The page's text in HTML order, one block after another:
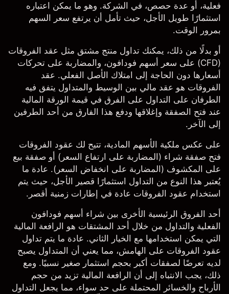
فعلية، أو عدة حصص، في الشركة. وهو ما يمكن اعتباره
استثمارًا طويل الأجل، حيث تأمل أن يرتفع سعر السهم
بمرور الوقت.
أو بدلًا من ذلك، يمكنك تداول منتج مشتق مثل عقد الفروقات
(CFD)
على سعر أسهم فودافون، والمضاربة على تحركات
أسعارها دون الحاجة إلى امتلاك الأصل الفعلي. عقد
الفروقات هو عقد مالي بين الوسيط والمتداول يتفق فيه
الطرفان على التداول على الفرق في قيمة الورقة المالية
عند فتح الصفقة وإغلاقها ودفع هذا الفارق من أحد الطرفين
إلى الآخر.
على عكس ملكية الأسهم المادية، تتيح لك عقود الفروقات
فتح صفقة شراء (المضاربة على ارتفاع السعر) أو صفقة بيع
على المكشوف (المضاربة على انخفاض السعر). عادة ما
يُعتبر هذا النوع من التداول استثمارًا قصير الأجل، حيث يتم
استخدام عقود الفروقات عادة في إطارات زمنية أقصر.
أحد الفروق الرئيسية الأخرى بين شراء أسهم فودافون
الفعلية والتداول من خلال أحد المشتقات هو الرافعة المالية
التي يمكن استخدامها مع الخيار الثاني. عادة ما يتم تداول
عقود الفروقات على الهامش، مما يعني أن المتداول يصبح
لديه تعرضًا لصفقات أكبر بحجم استثمار صغير نسبيًا. ومع
ذلك، يجب الانتباه إلى أن الرافعة المالية تزيد من حجم
الأرباح والخسائر المحتملة على حد سواء، مما يجعل التداول